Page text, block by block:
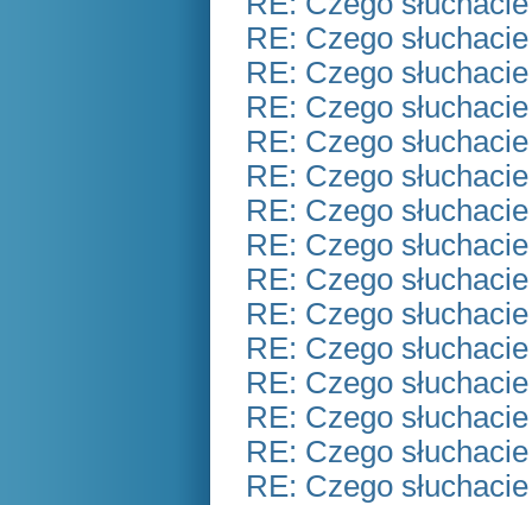
RE: Czego
RE: Czego
RE: Czego
RE: Czego
RE: Czego
RE: Czego
RE: Czego
RE: Czego
RE: Czego
RE: Czego
RE: Czego
RE: Czego
RE: Czego
RE: Czego